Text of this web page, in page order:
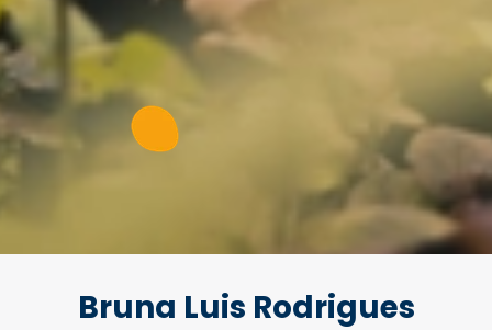
Bruna Luis Rodrigues